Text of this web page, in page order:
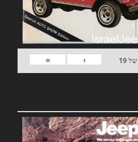
של19
›
»